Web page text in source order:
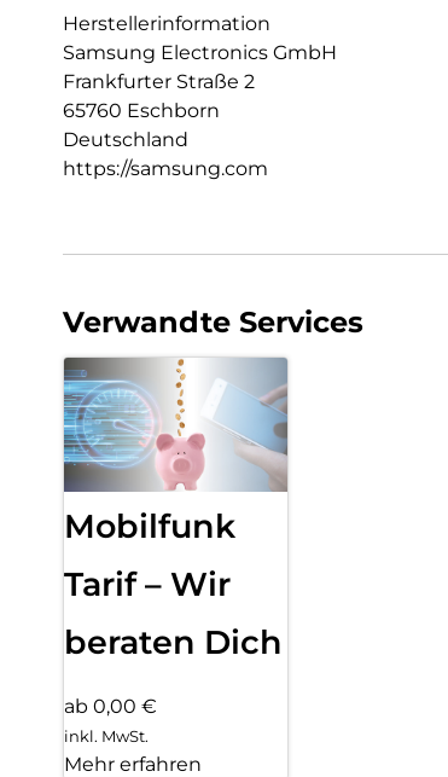
Herstellerinformation
Samsung Electronics GmbH
Frankfurter Straße 2
65760 Eschborn
Deutschland
https://samsung.com
Verwandte Services
Mobilfunk
Tarif – Wir
beraten Dich
ab 0,00 €
inkl. MwSt.
Mehr erfahren